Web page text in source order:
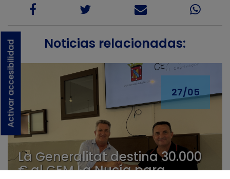
Activar accesibilidad Noticias relacionadas:
La Generalitat destina 30.000
€ al CEM La Nucía para
27/05